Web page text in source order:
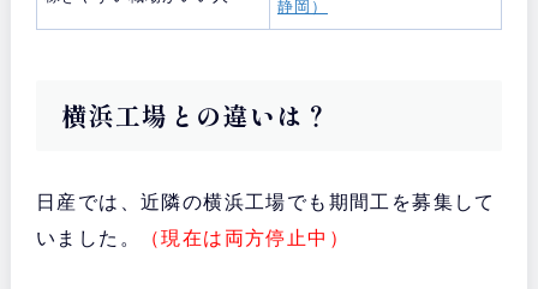
静岡）
横浜工場との違いは？
日産では、近隣の横浜工場でも期間工を募集して
いました。
（現在は両方停止中）